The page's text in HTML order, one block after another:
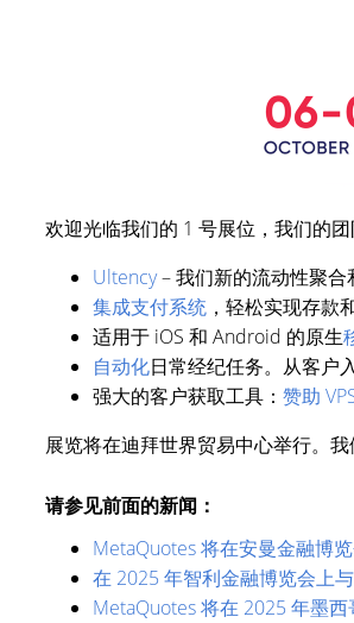
欢迎光临我们的 1 号展位，我们的
Ultency– 我们新的流动性聚合
集成支付系统 ，轻松实现存款
适用于 iOS 和 Android 的原生
自动化日常经纪任务。从客户
强大的客户获取工具： 赞助
展览将在迪拜世界贸易中心举行。
请参见前面的新闻：
MetaQuotes 将在安曼金融博
在 2025 年智利金融博览会上
MetaQuotes 将在 2025 年墨